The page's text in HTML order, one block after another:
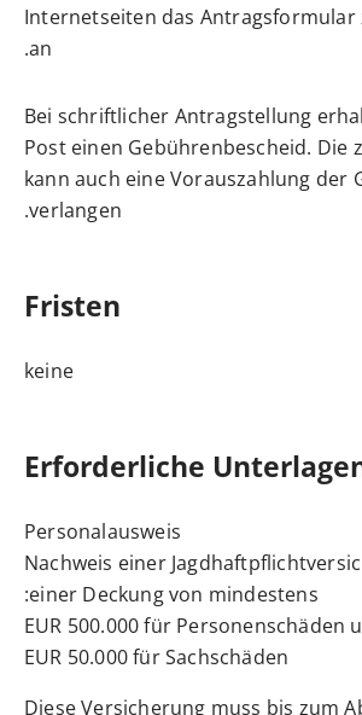
Internetseiten das Antragsformular
an.
Bei schriftlicher Antragstellung
Post einen Gebührenbescheid. Die
kann auch eine Vorauszahlung der
verlangen.
Fristen
keine
Erforderliche
Personalausweis
Nachweis einer
einer Deckung von mindestens:
EUR 500.000 für Personenschäden
EUR 50.000 für Sachschäden
Diese Versicherung muss bis zum